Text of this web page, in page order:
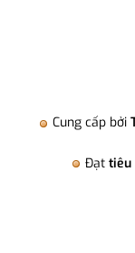
Cung cấp bởi
Đạt tiêu